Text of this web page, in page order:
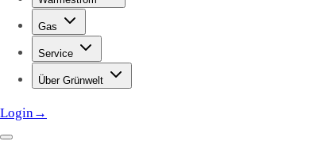
Gas
Service
Über Grünwelt
Login→